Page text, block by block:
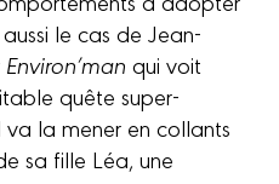
le cas de Jean-
qui voit
quête super-
la mener en collants
sa fille Léa, une